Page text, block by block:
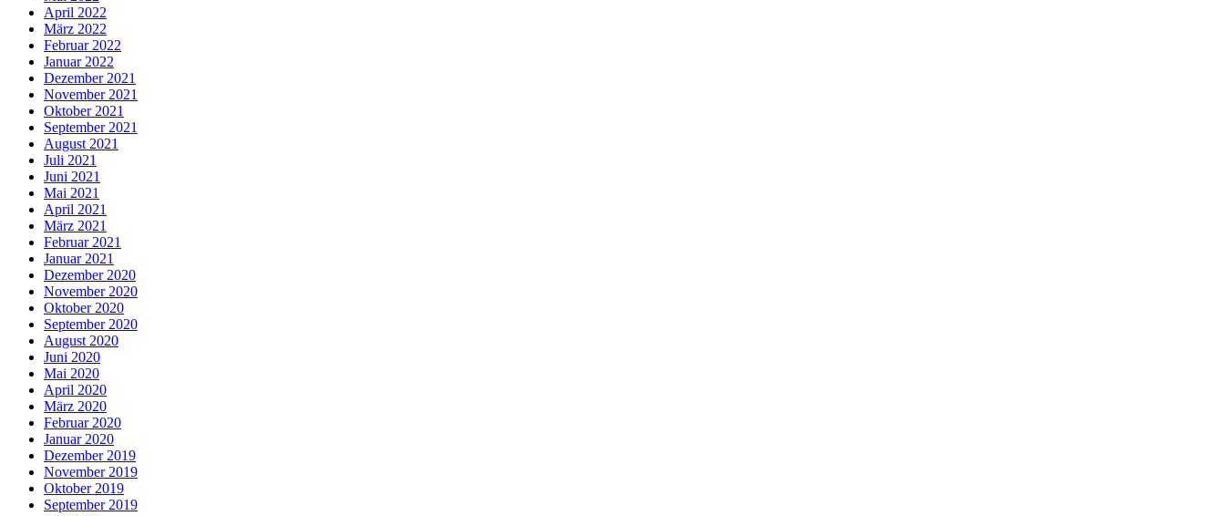
April 2022
März 2022
Februar 2022
Januar 2022
Dezember 2021
November 2021
Oktober 2021
September 2021
August 2021
Juli 2021
Juni 2021
Mai 2021
April 2021
März 2021
Februar 2021
Januar 2021
Dezember 2020
November 2020
Oktober 2020
September 2020
August 2020
Juni 2020
Mai 2020
April 2020
März 2020
Februar 2020
Januar 2020
Dezember 2019
November 2019
Oktober 2019
September 2019